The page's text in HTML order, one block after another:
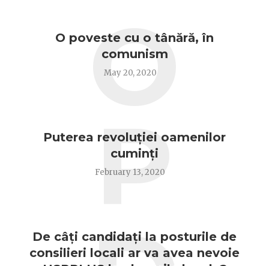
O poveste cu o tânără, în
comunism
May 20, 2020
O
Puterea revoluției oamenilor
cuminți
February 13, 2020
P
De câți candidați la posturile de
consilieri locali ar va avea nevoie